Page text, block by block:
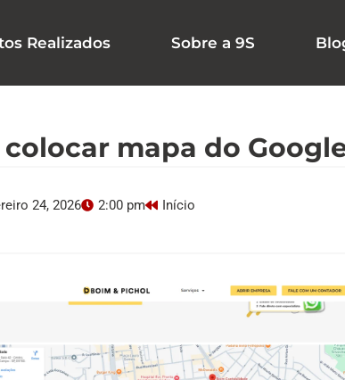
Realizados Sobre a 9S
colocar mapa do
24, 2026 2:00 pm Início